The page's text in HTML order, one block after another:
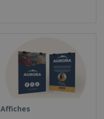
Affiches